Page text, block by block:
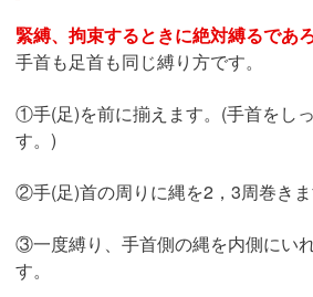
緊縛、拘束するときに絶対縛るであ
手首も足首も同じ縛り方です。
①手(足)を前に揃えます。(手首をし
す。)
②手(足)首の周りに縄を2，3周巻きま
③一度縛り、手首側の縄を内側にい
す。